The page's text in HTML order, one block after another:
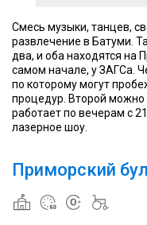
Смесь музыки, танцев,
развлечение в Батуми.
два, и оба находятся на
самом начале, у ЗАГСа.
по которому могут
процедур. Второй можно
работает по вечерам с
лазерное шоу.
Приморский